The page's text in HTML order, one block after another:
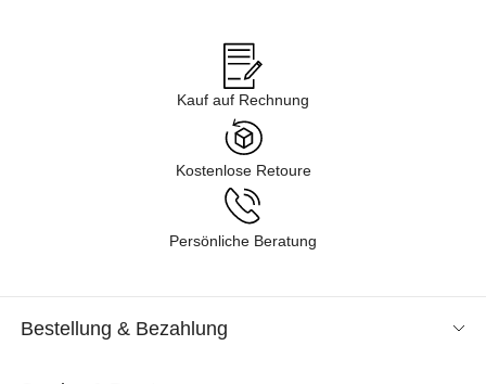
Business über Freizeit & Homewear bis zur Nachtwäsche. Lassen
Sie sich durch unsere Kollektion inspirieren und finden Sie neue
Lieblingsstücke für Ihren Kleiderschrank. Tauchen Sie ein in
unsere Shoppingwelt und lassen Sie sich exklusive Mode
entspannt nach Hause liefern. Wir sind gespannt, was Sie
Kauf auf Rechnung
Kostenlose Retoure
Persönliche Beratung
Bestellung & Bezahlung